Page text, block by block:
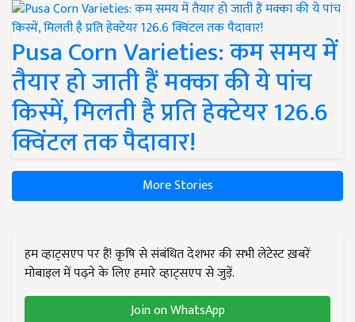
Pusa Corn Varieties: कम समय में
तैयार हो जाती हैं मक्का की ये पांच
किस्में, मिलती है प्रति हेक्टेयर 126.6
क्विंटल तक पैदावार!
More Stories
हम व्हाट्सएप पर हैं! कृषि से संबंधित देशभर की सभी लेटेस्ट ख़बरें
मोबाइल में पढ़ने के लिए हमारे व्हाट्सएप से जुड़ें.
Join on WhatsApp